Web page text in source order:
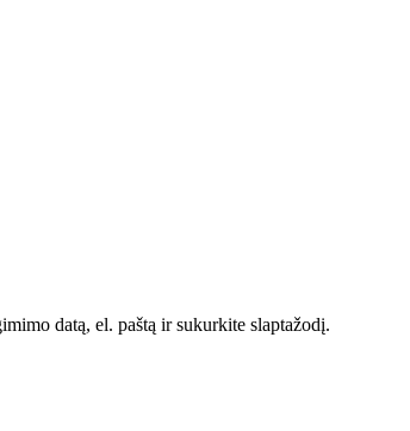
datą, el. paštą ir sukurkite slaptažodį.